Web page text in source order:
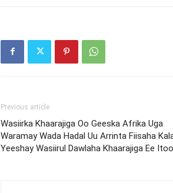
Previous article
Wasiirka Khaarajiga Oo Geeska Afrika Uga
Waramay Wada Hadal Uu Arrinta Fiisaha
Yeeshay Wasiirul Dawlaha Khaarajiga Ee